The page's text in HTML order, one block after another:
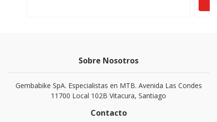
Sobre Nosotros
Gembabike SpA. Especialistas en MTB. Avenida Las Condes
11700 Local 102B Vitacura, Santiago
Contacto